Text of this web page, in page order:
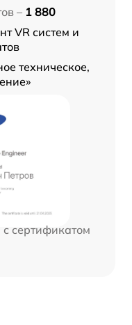
– 1 880
VR систем и
техническое,
сертификатом